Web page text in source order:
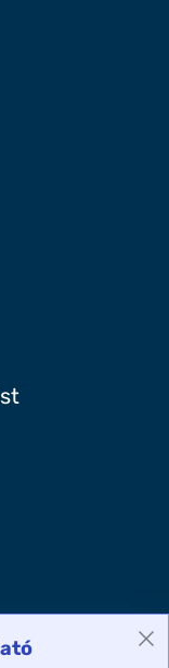
le a google play-